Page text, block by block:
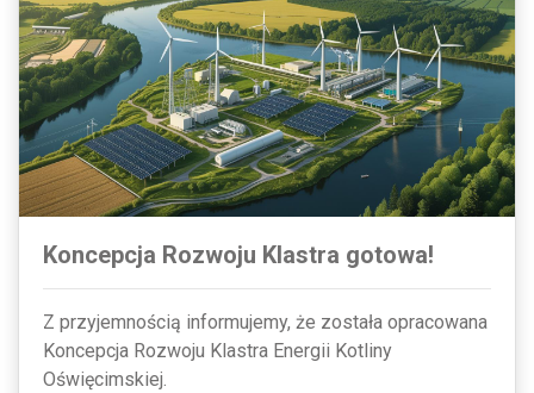
Koncepcja Rozwoju Klastra gotowa!
Z przyjemnością informujemy, że została opracowana
Koncepcja Rozwoju Klastra Energii Kotliny
Oświęcimskiej.